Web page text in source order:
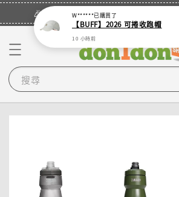
🎉登入會員・領取您的專屬折扣券！
搜尋
W******已購買了
【BUFF】2026 可捲收跑帽
10 小時前